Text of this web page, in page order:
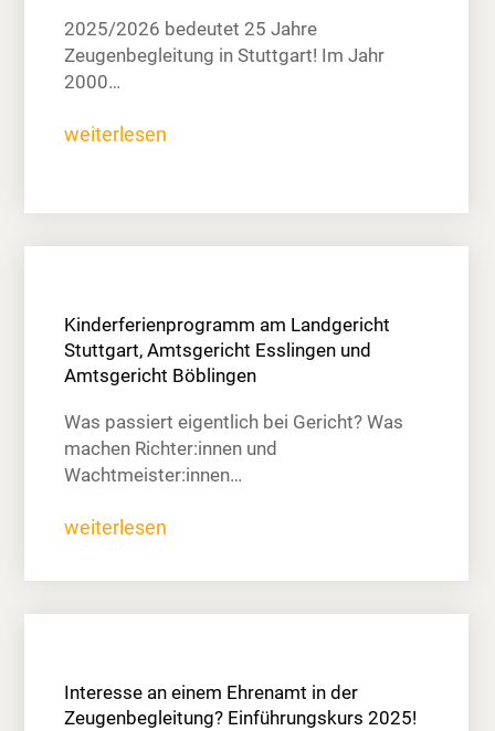
2025/2026 bedeutet 25 Jahre
Zeugenbegleitung in Stuttgart! Im Jahr
2000…
weiterlesen
Kinderferienprogramm am Landgericht
Stuttgart, Amtsgericht Esslingen und
Amtsgericht Böblingen
Was passiert eigentlich bei Gericht? Was
machen Richter:innen und
Wachtmeister:innen…
weiterlesen
Interesse an einem Ehrenamt in der
Zeugenbegleitung? Einführungskurs 2025!